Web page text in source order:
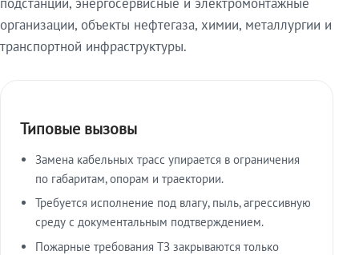
организации, объекты нефтегаза, химии, металлургии и
транспортной инфраструктуры.
Типовые вызовы
Замена кабельных трасс упирается в ограничения
по габаритам, опорам и траектории.
Требуется исполнение под влагу, пыль, агрессивную
среду с документальным подтверждением.
Пожарные требования ТЗ закрываются только